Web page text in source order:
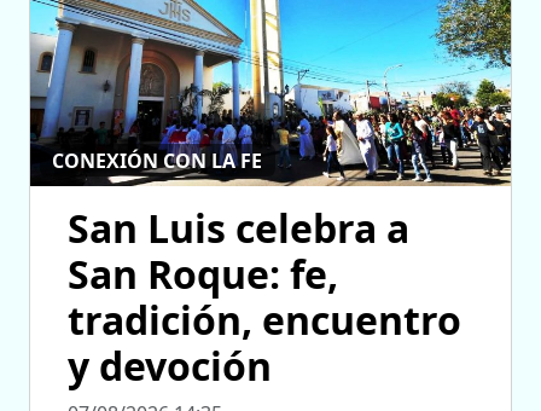
CONEXIÓN CON LA FE
San Luis celebra a
San Roque: fe,
tradición, encuentro
y devoción